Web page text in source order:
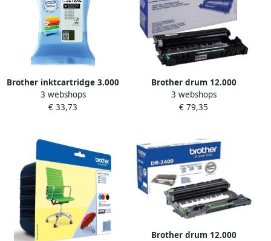
Brother inktcartridge 3.000
pagina&apos;s OEM LC-
3219BK zwart
3 webshops
€ 33,73
Brother drum 12.000
pagina&apos;s OEM DR-
2300 zwart
3 webshops
€ 79,35
Brother drum 12.000